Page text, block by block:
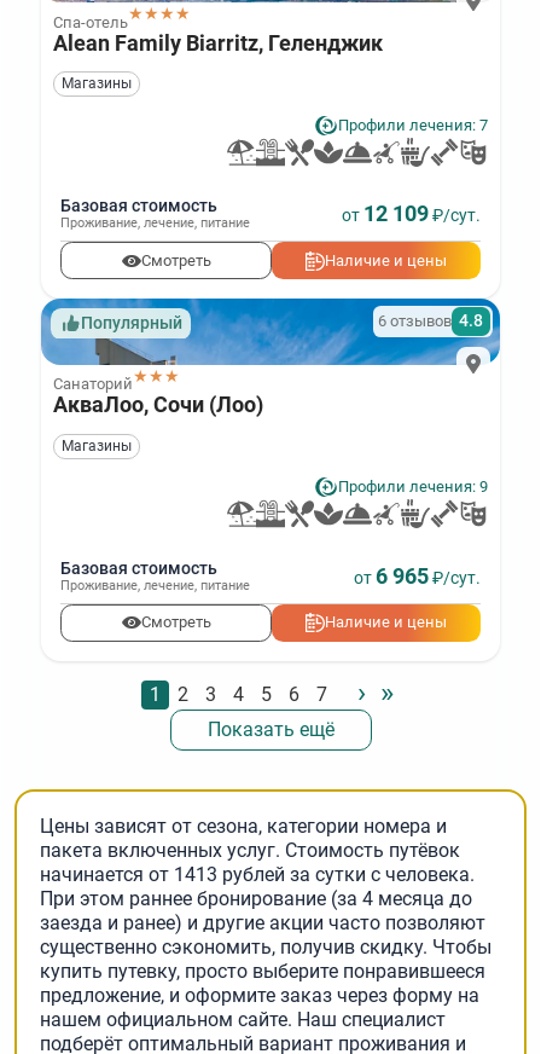
Спа-отель★★★★
Alean Family Biarritz, Геленджик
Магазины
Профили лечения: 7
Базовая стоимость
Проживание, лечение, питание от 12 109₽/сут.
Смотреть Наличие и цены
Популярный
Санаторий★★★
6 отзывов 4.8
АкваЛоо, Сочи (Лоо)
Магазины
Профили лечения: 9
Базовая стоимость
Проживание, лечение, питание от6 965₽/сут.
Смотреть Наличие и цены
Стандартное
1 Стандартное
2 Стандартное
3 Стандартное
4 Стандартное
5 Стандартное
6 Стандартное
7 › »
Показать ещё
Цены зависят от сезона, категории номера и
пакета включенных услуг. Стоимость путёвок
начинается от 1413 рублей за сутки с человека.
При этом раннее бронирование (за 4 месяца до
заезда и ранее) и другие акции часто позволяют
существенно сэкономить, получив скидку. Чтобы
купить путевку, просто выберите понравившееся
предложение, и оформите заказ через форму на
нашем официальном сайте. Наш специалист
подберёт оптимальный вариант проживания и